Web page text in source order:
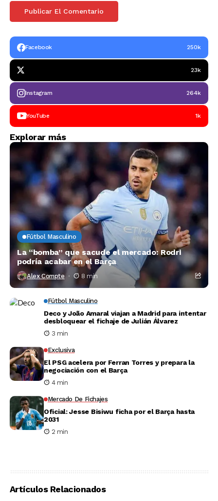
Facebook 250k
23k
Instagram 264k
YouTube 1k
Explorar más
Fútbol Masculino
La “bomba” que sacude el mercado: Rodri
podría acabar en el Barça
Alex Compte 8 min
Fútbol Masculino
Deco y João Amaral viajan a Madrid para intentar
desbloquear el fichaje de Julián Álvarez
3 min
Exclusiva
El PSG acelera por Ferran Torres y prepara la
negociación con el Barça
4 min
Mercado De Fichajes
Oficial: Jesse Bisiwu ficha por el Barça hasta
2031
2 min
Artículos Relacionados